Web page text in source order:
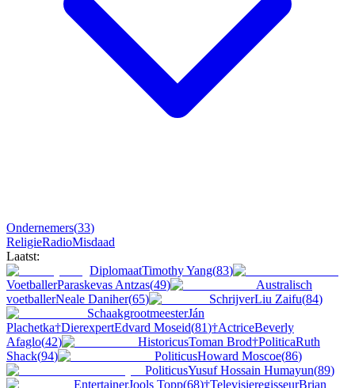
Ondernemers(33)
ReligieRadioMisdaad
Laatst:
DiplomaatTimothy Yang(83)
VoetballerParaskevas Antzas(49)
Australisch
voetballerNeale Daniher(65) SchrijverLiu Zaifu(84)
SchaakgrootmeesterJán
Plachetka†DierexpertEdvard Moseid(81)†ActriceBeverly
Afaglo(42) HistoricusToman Brod†PoliticaRuth
Shack(94) PoliticusHoward Moscoe(86)
PoliticusYusuf Hossain Humayun(89)
EntertainerJools Topp(68)†TelevisieregisseurBrian